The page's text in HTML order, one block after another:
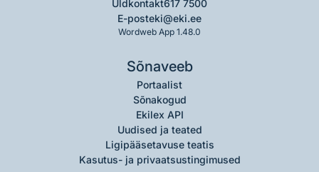
Üldkontakt617 7500
E-posteki@eki.ee
Wordweb App 1.48.0
Sõnaveeb
Portaalist
Sõnakogud
Ekilex API
Uudised ja teated
Ligipääsetavuse teatis
Kasutus- ja privaatsustingimused